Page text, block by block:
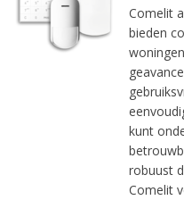
Comelit
bieden
kunt
robuust
Comelit